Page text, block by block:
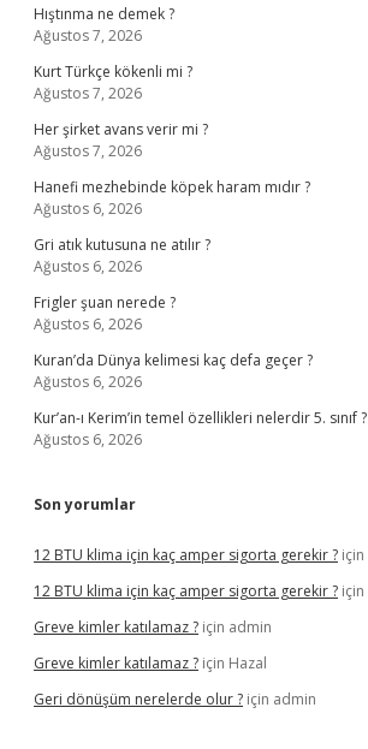
Hıştınma ne demek ?
Ağustos 7, 2026
Kurt Türkçe kökenli mi ?
Ağustos 7, 2026
Her şirket avans verir mi ?
Ağustos 7, 2026
Hanefi mezhebinde köpek haram mıdır ?
Ağustos 6, 2026
Gri atık kutusuna ne atılır ?
Ağustos 6, 2026
Frigler şuan nerede ?
Ağustos 6, 2026
Kuran’da Dünya kelimesi kaç defa geçer ?
Ağustos 6, 2026
Kur’an-ı Kerim’in temel özellikleri nelerdir 5. sınıf ?
Ağustos 6, 2026
Son yorumlar
12 BTU klima için kaç amper sigorta gerekir ? için
12 BTU klima için kaç amper sigorta gerekir ? için
Greve kimler katılamaz ? için admin
Greve kimler katılamaz ? için Hazal
Geri dönüşüm nerelerde olur ? için admin